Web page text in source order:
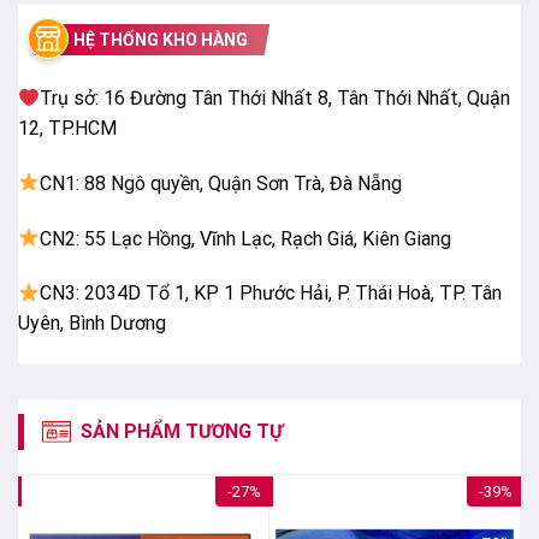
tiếng ViệtTìm kiếm giọng nói trên YouTube bằng
Remote thông minh:
One Remote sạc qua USB C & ánh sáng
Kích thước:
HỆ THỐNG KHO HÀNG
Trụ sở: 16 Đường Tân Thới Nhất 8, Tân Thới Nhất, Quận
12, TP.HCM
CN1: 88 Ngô quyền, Quận Sơn Trà, Đà Nẵng
CN2: 55 Lạc Hồng, Vĩnh Lạc, Rạch Giá, Kiên Giang
CN3: 2034D Tổ 1, KP 1 Phước Hải, P. Thái Hoà, TP. Tân
Uyên, Bình Dương
SẢN PHẨM TƯƠNG TỰ
-27% -39%